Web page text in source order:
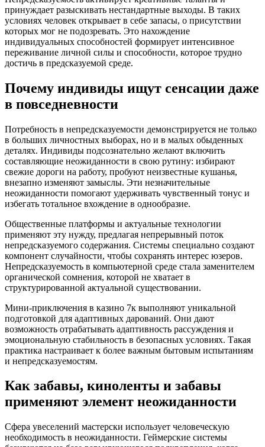
принуждает разыскивать нестандартные выходы. В таких
условиях человек открывает в себе запасы, о присутствии
которых мог не подозревать. Это нахождение
индивидуальных способностей формирует интенсивное
переживание личной силы и способности, которое трудно
достичь в предсказуемой среде.
Почему индивиды ищут сенсации даже
в повседневности
Потребность в непредсказуемости демонстрируется не только
в больших личностных выборах, но и в малых обыденных
деталях. Индивиды подсознательно желают включить
составляющие неожиданности в свою рутину: избирают
свежие дороги на работу, пробуют неизвестные кушанья,
внезапно изменяют замыслы. Эти незначительные
неожиданности помогают удерживать чувственный тонус и
избегать тотальное вхождение в однообразие.
Общественные платформы и актуальные технологии
применяют эту нужду, предлагая непрерывный поток
непредсказуемого содержания. Системы специально создают
компонент случайности, чтобы сохранять интерес юзеров.
Непредсказуемость в компьютерной среде стала заменителем
органической сомнения, которой не хватает в
структурированной актуальной существовании.
Мини-приключения в казино 7к выполняют уникальной
подготовкой для адаптивных дарований. Они дают
возможность отрабатывать адаптивность рассуждения и
эмоциональную стабильность в безопасных условиях. Такая
практика настраивает к более важным бытовым испытаниям
и непредсказуемостям.
Как забавы, киноленты и забавы
применяют элемент неожиданности
Сфера увеселений мастерски использует человеческую
необходимость в неожиданности. Геймерские системы